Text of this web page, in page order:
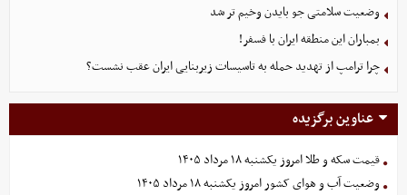
وضعیت سلامتی جو بایدن وخیم تر شد
بمباران این منطقه ایران با فسفر!
چرا ترامپ از تهدید حمله به تاسیسات زیربنایی ایران عقب نشست؟
عناوین برگزیده
قیمت سکه و طلا امروز یکشنبه ۱۸ مرداد ۱۴۰۵
وضعیت آب و هوای کشور امروز یکشنبه ۱۸ مرداد ۱۴۰۵